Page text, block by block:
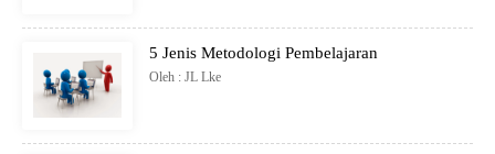
5 Jenis Metodologi Pembelajaran
Oleh : JL Lke